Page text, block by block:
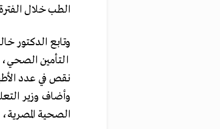
الطب خلال الفترة
وتابع الدكتور
التأمين الصحي،
نقص في عدد
وأضاف وزير
الصحية